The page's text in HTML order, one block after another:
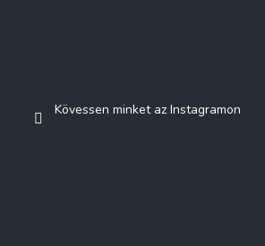
Kövessen minket az Instagramon